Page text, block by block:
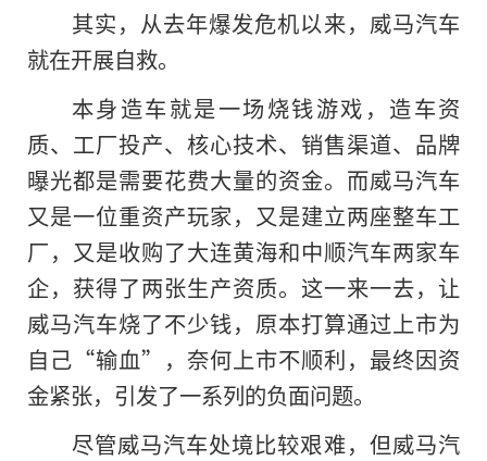
其实，从去年爆发危机以来，威马汽车
就在开展自救。
本身造车就是一场烧钱游戏，造车资
质、工厂投产、核心技术、销售渠道、品牌
曝光都是需要花费大量的资金。而威马汽车
又是一位重资产玩家，又是建立两座整车工
厂，又是收购了大连黄海和中顺汽车两家车
企，获得了两张生产资质。这一来一去，让
威马汽车烧了不少钱，原本打算通过上市为
自己“输血”，奈何上市不顺利，最终因资
金紧张，引发了一系列的负面问题。
尽管威马汽车处境比较艰难，但威马汽